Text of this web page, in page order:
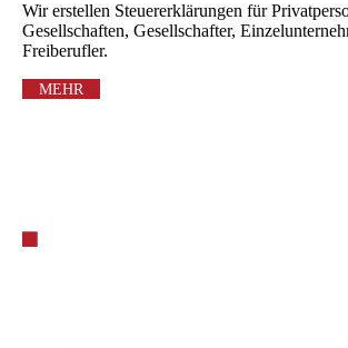
Wir erstellen Steuererklärungen für
Gesellschaften, Gesellschafter,
Freiberufler.
MEHR